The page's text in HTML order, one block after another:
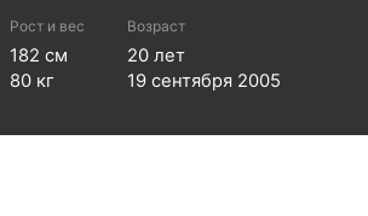
Рост и вес
182 см
80 кг
Возраст
20 лет
19 сентября 2005